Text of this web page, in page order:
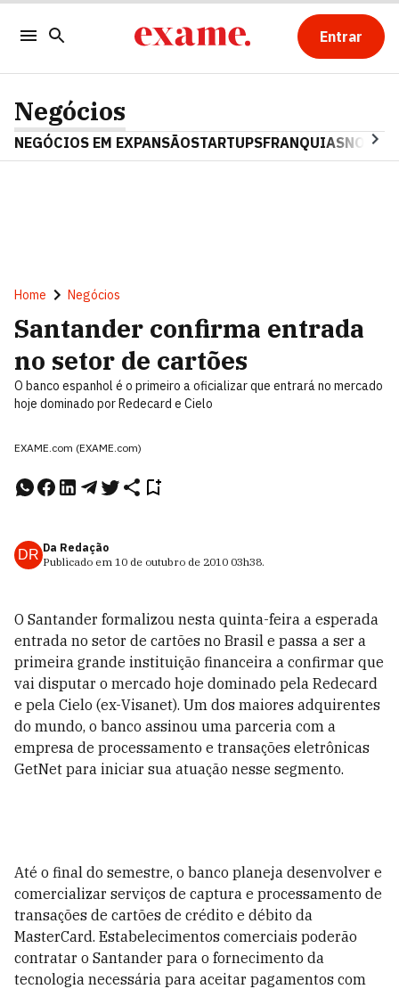
Entrar
Negócios
NEGÓCIOS EM EXPANSÃOSTARTUPSFRANQUIAS
Home Negócios
Santander confirma entrada
no setor de cartões
O banco espanhol é o primeiro a oficializar que entrará no mercado
hoje dominado por Redecard e Cielo
EXAME.com (EXAME.com)
DR Da Redação
Publicado em 10 de outubro de 2010 03h38.
O Santander formalizou nesta quinta-feira a esperada
entrada no setor de cartões no Brasil e passa a ser a
primeira grande instituição financeira a confirmar que
vai disputar o mercado hoje dominado pela Redecard
e pela Cielo (ex-Visanet). Um dos maiores adquirentes
do mundo, o banco assinou uma parceria com a
empresa de processamento e transações eletrônicas
GetNet para iniciar sua atuação nesse segmento.
Até o final do semestre, o banco planeja desenvolver e
comercializar serviços de captura e processamento de
transações de cartões de crédito e débito da
MasterCard. Estabelecimentos comerciais poderão
contratar o Santander para o fornecimento da
tecnologia necessária para aceitar pagamentos com